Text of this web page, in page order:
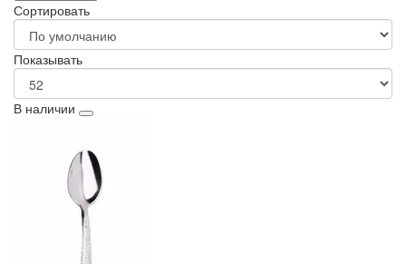
Сортировать
Показывать
В наличии